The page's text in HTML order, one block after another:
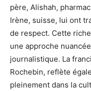
père, Alishah,
Irène, suisse, lui ont
de respect. Cette
une approche
journalistique. La
Rochebin, reflète
pleinement dans la